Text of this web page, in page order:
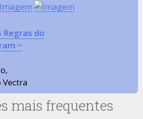
Regras do
~
Vectra
mais frequentes